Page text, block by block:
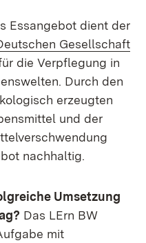
Essangebot dient der
Gesellschaft
in neuem Fenster)
die Verpflegung in
Durch den
erzeugten
und der
nachhaltig.
Umsetzung
Das LErn BW
mit